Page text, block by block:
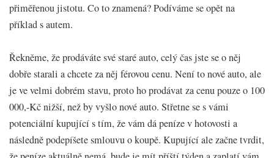
přiměřenou jistotu. Co to znamená? Podíváme se opět na
příklad s autem.
Řekněme, že prodáváte své staré auto, celý čas jste se o něj
dobře starali a chcete za něj férovou cenu. Není to nové auto, ale
je ve velmi dobrém stavu, proto ho prodávat za cenu pouze o 100
000,-Kč nižší, než by vyšlo nové auto. Střetne se s vámi
potenciální kupující s tím, že vám dá peníze v hotovosti a
následně podepíšete smlouvu o koupě. Kupující ale začne tvrdit,